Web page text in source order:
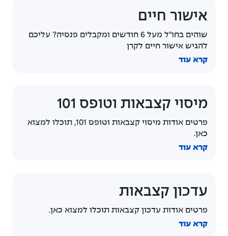
אישור חיים
שוהים בחו"ל מעל 6 חודשים ומקבלים פנסיה? עליכם
להגיש אישור חיים לקרן
קרא עוד
מיסוי קצבאות וטופס 101
פרטים אודות מיסוי קצבאות וטופס 101, תוכלו למצוא
כאן.
קרא עוד
עדכון קצבאות
פרטים אודות עדכון קצבאות תוכלו למצוא כאן.
קרא עוד